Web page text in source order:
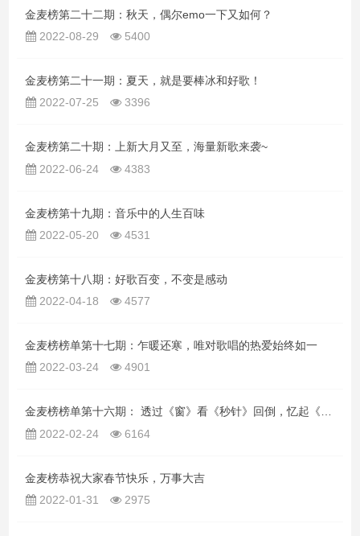
金麦榜第二十二期：秋天，偶尔emo一下又如何？
2022-08-29
5400
金麦榜第二十一期：夏天，就是要棒冰和好歌！
2022-07-25
3396
金麦榜第二十期：上新大月又至，海量新歌来袭~
2022-06-24
4383
金麦榜第十九期：音乐中的人生百味
2022-05-20
4531
金麦榜第十八期：好歌百变，不变是感动
2022-04-18
4577
金麦榜榜单第十七期：乍暖还寒，唯对歌唱的热爱始终如一
2022-03-24
4901
金麦榜榜单第十六期： 透过《窗》看《秒针》回倒，忆起《知心爱人》《从前说》
2022-02-24
6164
金麦榜恭祝大家春节快乐，万事大吉
2022-01-31
2975